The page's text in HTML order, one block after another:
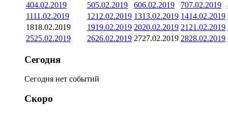
404.02.2019 505.02.2019 606.02.2019 707.02.2019
1111.02.2019 1212.02.2019 1313.02.2019 1414.02.2019
1818.02.2019 1919.02.2019 2020.02.2019 21 21.02.2019
2525.02.2019 2626.02.2019 2727.02.2019 2828.02.2019
Сегодня
Сегодня нет событий
Скоро